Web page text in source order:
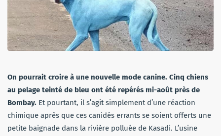
On pourrait croire à une nouvelle mode canine. Cinq chiens
au pelage teinté de bleu ont été repérés mi-août près de
Bombay. Et pourtant, il s’agit simplement d’une réaction
chimique après que ces canidés errants se soient offerts une
petite baignade dans la rivière polluée de Kasadi. L’usine